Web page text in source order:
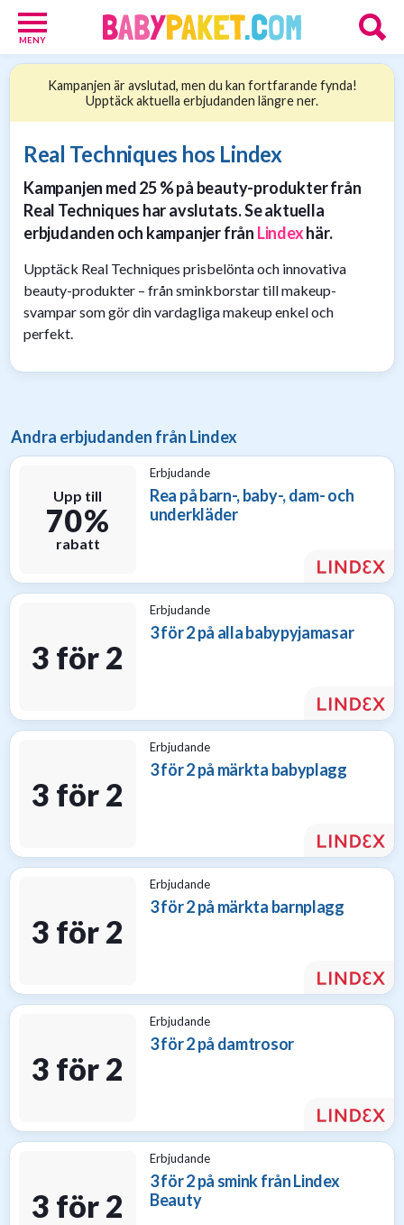
MENY
Kampanjen är avslutad, men du kan fortfarande fynda!
Upptäck aktuella erbjudanden längre ner.
Real Techniques hos Lindex
Kampanjen med 25 % på beauty-produkter från
Real Techniques har avslutats. Se aktuella
erbjudanden och kampanjer från Lindexhär.
Upptäck Real Techniques prisbelönta och innovativa
beauty-produkter – från sminkborstar till makeup-
svampar som gör din vardagliga makeup enkel och
perfekt.
Andra erbjudanden från Lindex
Upp till
70 %
rabatt
Erbjudande
Rea på barn-, baby-, dam- och
underkläder
3 för 2
Erbjudande
3 för 2 på alla babypyjamasar
3 för 2
Erbjudande
3 för 2 på märkta babyplagg
3 för 2
Erbjudande
3 för 2 på märkta barnplagg
3 för 2
Erbjudande
3 för 2 på damtrosor
3 för 2
Erbjudande
3 för 2 på smink från Lindex
Beauty
Föräldrar
Erbjudanden
Presenttips
15
Personliga
gåvor
6
Nätbutiker